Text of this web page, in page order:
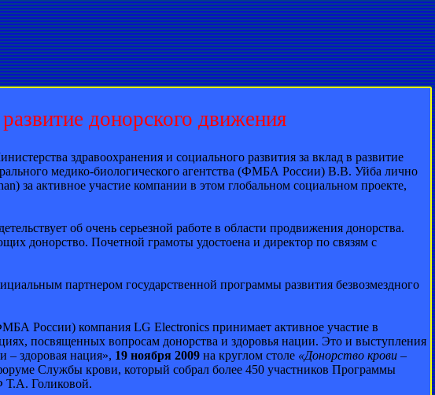
донорского движения
здравоохранения и социального развития за вклад в развитие
медико-биологического агентства (ФМБА России) В.В. Уйба лично
за активное участие компании в этом глобальном социальном проекте,
об очень серьезной работе в области продвижения донорства.
донорство. Почетной грамоты удостоена и директор по связям с
партнером государственной программы развития безвозмездного
России) компания LG Electronics принимает активное участие в
посвященных вопросам донорства и здоровья нации. Это и выступления
– здоровая нация», 19 ноября 2009 на круглом столе «Донорство крови –
Службы крови, который собрал более 450 участников Программы
Т.А. Голиковой.